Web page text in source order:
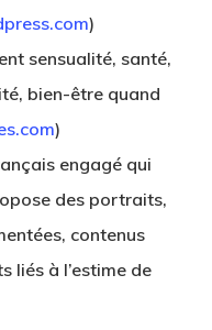
)
sensualité, santé,
bien-être quand
)
engagé qui
des portraits,
contenus
liés à l’estime de